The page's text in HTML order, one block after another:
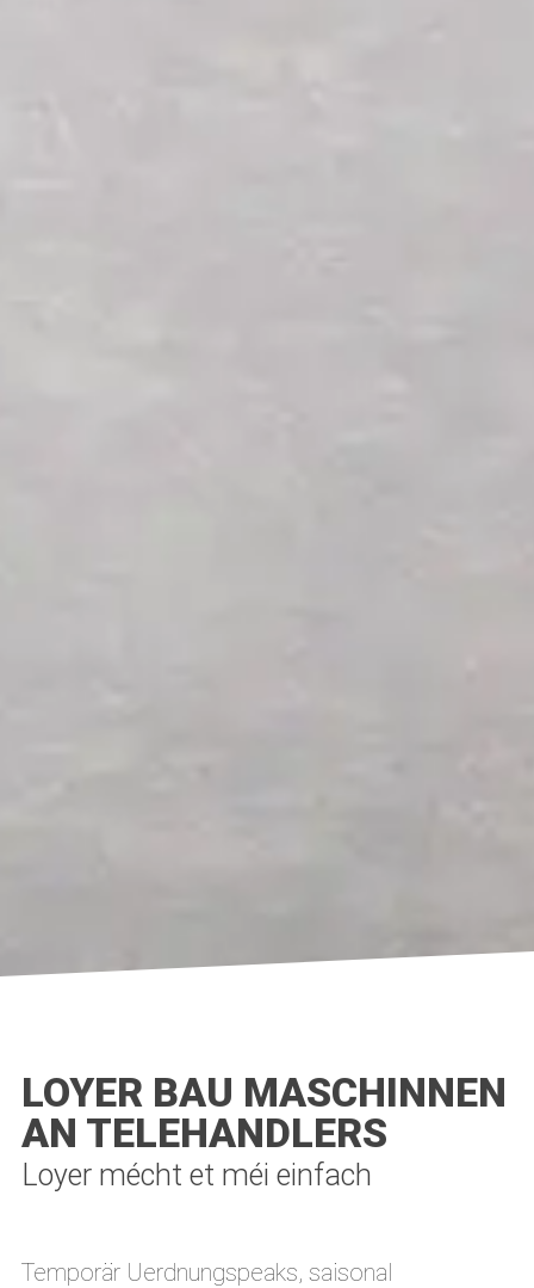
Loyer mécht et méi einfach
LOYER BAU MASCHINNEN
AN TELEHANDLERS
Temporär Uerdnungspeaks, saisonal